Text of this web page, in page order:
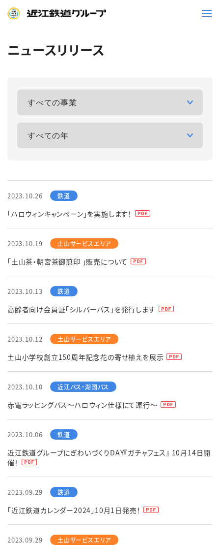
鉄道
事業一覧
観光・イベント情報
採用情報
お問い合わせ一覧
English 簡体中文
ニュースリリース
2023.10.26
「ハロウィンキャンペーン」を実施します！
2023.10.19
「土山茶・朝宮茶御煎印 」販売について
2023.10.13
高齢者向け会員証「シルバーパス」を発行します
2023.10.12
土山小学校創立150周年記念花の寄せ植えを展示
2023.10.10
赤電ラッピングバス～ハロウィン仕様にて運行～
2023.10.06
近江鉄道グループにぎわいづくりDAY『ガチャフェス』 10月14日開
催！
2023.09.29
「近江鉄道カレンダー2024」10月1日発売！
2023.09.29